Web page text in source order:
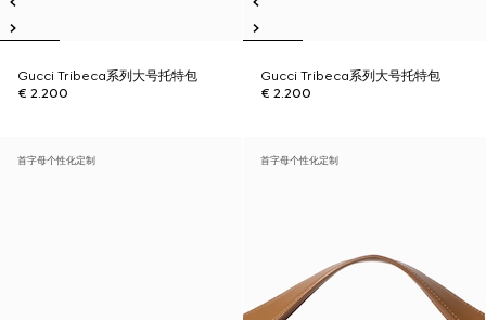
Gucci Tribeca系列大号托特包
€ 2.200
Gucci Tribeca系列大号托特包
€ 2.200
首字母个性化定制 首字母个性化定制